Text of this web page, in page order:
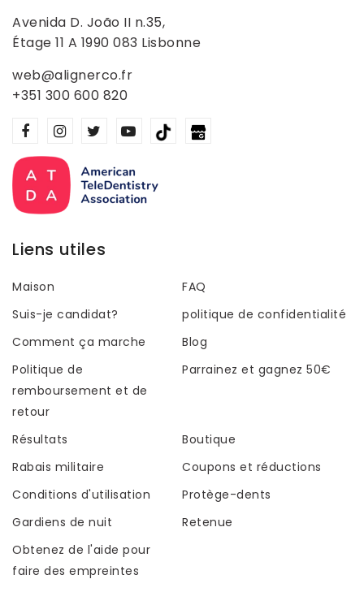
Avenida D. João II n.35,
Étage 11 A 1990 083 Lisbonne
web@alignerco.fr
+351 300 600 820
Liens utiles
Maison
FAQ
Suis-je candidat?
politique de confidentialité
Comment ça marche
Blog
Politique de
remboursement et de
retour
Parrainez et gagnez 50€
Résultats
Boutique
Rabais militaire
Coupons et réductions
Conditions d'utilisation
Protège-dents
Gardiens de nuit
Retenue
Obtenez de l'aide pour
faire des empreintes